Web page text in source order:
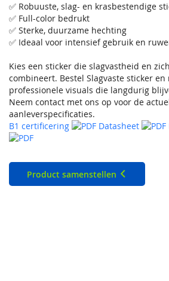
✅ Robuuste, slag- en krasbestendige
✅ Full-color bedrukt
✅ Sterke, duurzame hechting
✅ Ideaal voor intensief gebruik en
Kies een sticker die slagvastheid en
combineert. Bestel Slagvaste sticker en
professionele visuals die langdurig
Neem contact met ons op voor de
aanleverspecificaties.
B1 certificering
Datasheet
Product samenstellen